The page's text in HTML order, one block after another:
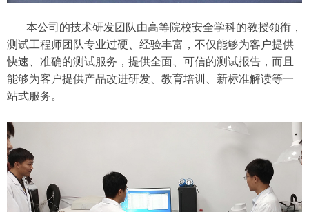
本公司的技术研发团队由高等院校安全学科的教授领衔，
测试工程师团队专业过硬、经验丰富，不仅能够为客户提供
快速、准确的测试服务，提供全面、可信的测试报告，而且
能够为客户提供产品改进研发、教育培训、新标准解读等一
站式服务。